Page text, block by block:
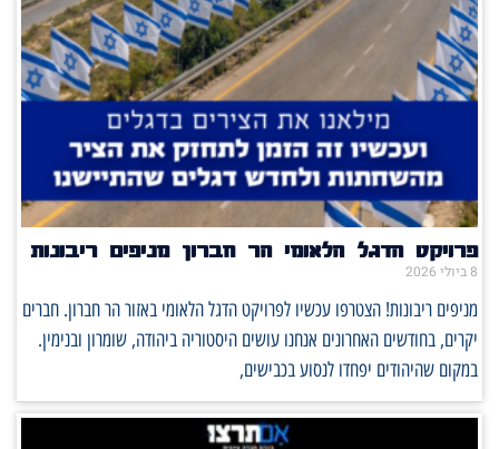
פרויקט הדגל הלאומי הר חברון מניפים ריבונות
8 ביולי 2026
מניפים ריבונות! הצטרפו עכשיו לפרויקט הדגל הלאומי באזור הר חברון. חברים
יקרים, בחודשים האחרונים אנחנו עושים היסטוריה ביהודה, שומרון ובנימין.
במקום שהיהודים יפחדו לנסוע בכבישים,